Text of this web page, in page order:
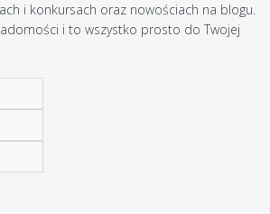
i konkursach oraz nowościach na blogu.
i to wszystko prosto do Twojej